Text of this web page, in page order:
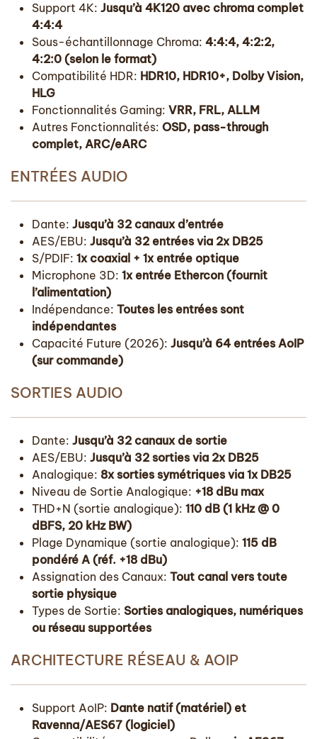
Support 4K: Jusqu’à 4K120 avec chroma complet
4:4:4
Sous-échantillonnage Chroma: 4:4:4, 4:2:2,
4:2:0 (selon le format)
Compatibilité HDR: HDR10, HDR10+, Dolby Vision,
HLG
Fonctionnalités Gaming: VRR, FRL, ALLM
Autres Fonctionnalités: OSD, pass-through
complet, ARC/eARC
ENTRÉES AUDIO
Dante: Jusqu’à 32 canaux d’entrée
AES/EBU: Jusqu’à 32 entrées via 2x DB25
S/PDIF: 1x coaxial + 1x entrée optique
Microphone 3D: 1x entrée Ethercon (fournit
l’alimentation)
Indépendance: Toutes les entrées sont
indépendantes
Capacité Future (2026): Jusqu’à 64 entrées AoIP
(sur commande)
SORTIES AUDIO
Dante: Jusqu’à 32 canaux de sortie
AES/EBU: Jusqu’à 32 sorties via 2x DB25
Analogique: 8x sorties symétriques via 1x DB25
Niveau de Sortie Analogique: +18 dBu max
THD+N (sortie analogique): 110 dB (1 kHz @ 0
dBFS, 20 kHz BW)
Plage Dynamique (sortie analogique): 115 dB
pondéré A (réf. +18 dBu)
Assignation des Canaux: Tout canal vers toute
sortie physique
Types de Sortie: Sorties analogiques, numériques
ou réseau supportées
ARCHITECTURE RÉSEAU & AOIP
Support AoIP: Dante natif (matériel) et
Ravenna/AES67 (logiciel)